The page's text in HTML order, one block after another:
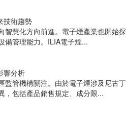
技術趨勢
智慧化方向前進。電子煙產業也開始探
備管理能力。ILIA電子煙...
響分析
監管機構關注。由於電子煙涉及尼古丁
，包括產品銷售規定、成分限...